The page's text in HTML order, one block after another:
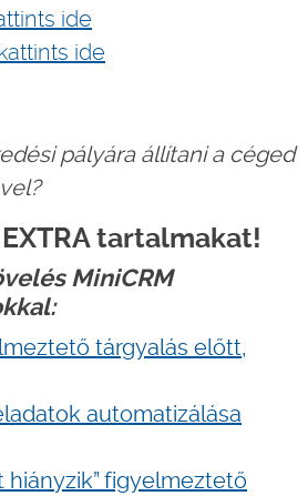
ide
ide
pályára állítani a céged
tartalmakat!
MiniCRM
tárgyalás előtt,
automatizálása
hiányzik” figyelmeztető